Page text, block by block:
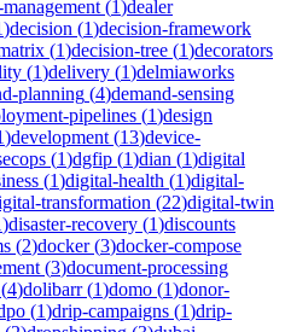
(1)dealer
)decision (1)decision-framework
(1)decision-tree (1)decorators
(1)delivery (1)delmiaworks
planning (4)demand-sensing
pipelines (1)design
)development (13)device-
(1)dgfip (1)dian (1)digital
(1)digital-health (1)digital-
transformation (22)digital-twin
)disaster-recovery (1)discounts
(2)docker(3)docker-compose
(3)document-processing
(4)dolibarr(1)domo (1)donor-
(1)drip-campaigns (1)drip-